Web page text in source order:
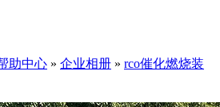
助中心 » 企业相册 » rco催化燃烧装